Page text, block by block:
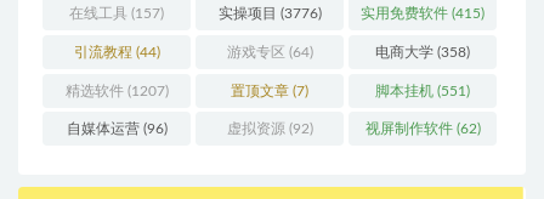
在线工具 (157) 实操项目 (3776) 实用免费软件 (415)
引流教程 (44) 游戏专区 (64) 电商大学 (358)
精选软件(1207) 置顶文章 (7) 脚本挂机 (551)
自媒体运营(96) 虚拟资源 (92) 视屏制作软件(62)